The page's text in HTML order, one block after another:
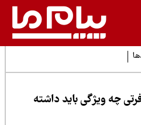
ویژگی باید داشته